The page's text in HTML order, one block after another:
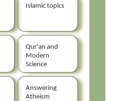
Islamic topics
Qur'an and
Modern
Science
Answering
Atheism